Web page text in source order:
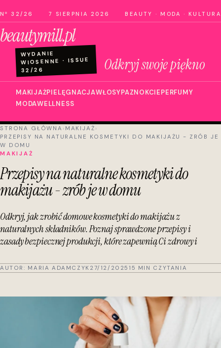
Nº 32/26 7 SIERPNIA 2026 BEAUTY · MODA · KULTURA
beautymill.pl
WYDANIE
WIOSENNE · ISSUE
32/26 Odkryj swoje piękno
MAKIJAŻPIELĘGNACJAWŁOSYPAZNOKCIEPERFUMY
MODAWELLNESS
STRONA GŁÓWNA › MAKIJAŻ ›
PRZEPISY NA NATURALNE KOSMETYKI DO MAKIJAŻU - ZRÓB JE
W DOMU
MAKIJAŻ
Przepisy na naturalne kosmetyki do
makijażu - zrób je w domu
Odkryj, jak zrobić domowe kosmetyki do makijażu z
naturalnych składników. Poznaj sprawdzone przepisy i
zasady bezpiecznej produkcji, które zapewnią Ci zdrowy i
AUTOR: MARIA ADAMCZYK 27/12/2025 15 MIN CZYTANIA